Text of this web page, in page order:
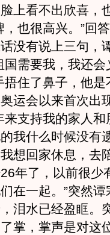
上看不出欣喜，
也很高兴。”回
没有说上三句，
国需要我，我还会
捂住了鼻子，他
运会以来首次出
来支持我的家人
我什么时候没有
想回家休息，去
年了，以前很少
在一起。”突然
泪水已经盈眶。
掌，掌声是对这